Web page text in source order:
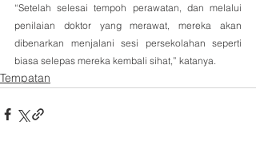
“Setelah selesai tempoh perawatan, dan melalui
penilaian doktor yang merawat, mereka akan
dibenarkan menjalani sesi persekolahan seperti
biasa selepas mereka kembali sihat,” katanya.
Tempatan